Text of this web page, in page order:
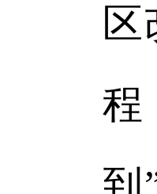
程
到